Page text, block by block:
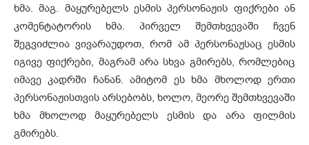
ხმა. მაგ. მაყურებელს ესმის პერსონაჟის ფიქრები ან
კომენტატორის ხმა. პირველ შემთხვევაში ჩვენ
შეგვიძლია ვივარაუდოთ, რომ ამ პერსონაჟსაც ესმის
იგივე ფიქრები, მაგრამ არა სხვა გმირებს, რომლებიც
იმავე კადრში ჩანან. ამიტომ ეს ხმა მხოლოდ ერთი
პერსონაჟისთვის არსებობს, ხოლო, მეორე შემთხვევაში
ხმა მხოლოდ მაყურებელს ესმის და არა ფილმის
გმირებს.